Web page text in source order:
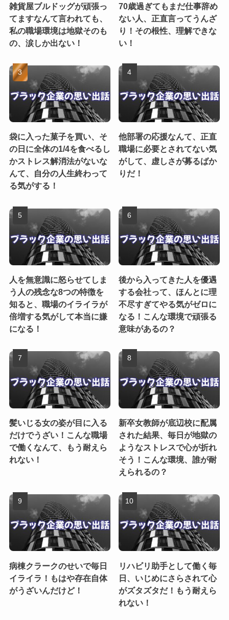
雑貨屋ブルドッグが頑張っ
てますなんて言われても、
私の職場環境は地獄そのも
の、涙しか出ない！
70歳過ぎてもまだ仕事辞め
ない人、正直言ってうんざ
り！その根性、理解できな
い！
袋に入った菓子を買い、そ
の日に全体の1/4を食べるし
かストレス解消法がないな
んて、自分の人生終わって
る気がする！
他部署の応援なんて、正直
職場に必要とされてない気
がして、虚しさが募るばか
りだ！
人を無意識に怒らせてしま
う人の残念な8つの特徴を
知ると、職場のイライラが
倍増する気がして本当に嫌
になる！
後から入ってきた人を優遇
する会社って、ほんとに理
不尽すぎてやる気がゼロに
なる！こんな環境で頑張る
意味があるの？
髪いじる女の姿が目に入る
だけでうざい！こんな職場
で働くなんて、もう耐えら
れない！
新卒女教師が底辺校に配属
された結果、毎日が地獄の
ようなストレスで心が折れ
そう！こんな環境、誰が耐
えられるの？
病棟クラークのせいで毎日
イライラ！もはや存在自体
がうざいんだけど！
リハビリ助手として働く毎
日、いじめにさらされて心
がズタズタだ！もう耐えら
れない！